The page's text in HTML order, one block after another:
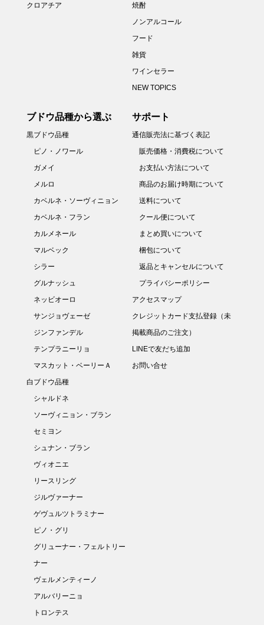
クロアチア
焼酎
ノンアルコール
フード
雑貨
ワインセラー
NEW TOPICS
ブドウ品種から選ぶ
黒ブドウ品種
ピノ・ノワール
ガメイ
メルロ
カベルネ・ソーヴィニョン
カベルネ・フラン
カルメネール
マルベック
シラー
グルナッシュ
ネッビオーロ
サンジョヴェーゼ
ジンファンデル
テンプラニーリョ
マスカット・ベーリーＡ
白ブドウ品種
シャルドネ
ソーヴィニョン・ブラン
セミヨン
シュナン・ブラン
ヴィオニエ
リースリング
ジルヴァーナー
ゲヴュルツトラミナー
ピノ・グリ
グリューナー・フェルトリー
ナー
ヴェルメンティーノ
アルバリーニョ
トロンテス
サポート
通信販売法に基づく表記
販売価格・消費税について
お支払い方法について
商品のお届け時期について
送料について
クール便について
まとめ買いについて
梱包について
返品とキャンセルについて
プライバシーポリシー
アクセスマップ
クレジットカード支払登録（未
掲載商品のご注文）
LINEで友だち追加
お問い合せ